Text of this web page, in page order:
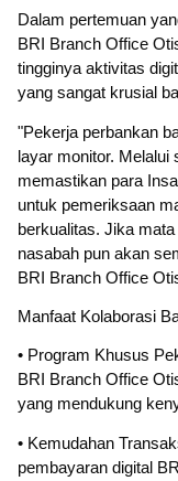
Dalam pertemuan
BRI Branch Office
tingginya aktivitas
yang sangat krusial
"Pekerja perbankan
layar monitor. Melalui
memastikan para
untuk pemeriksaan
berkualitas. Jika
nasabah pun akan
BRI Branch Office
Manfaat Kolaborasi
• Program Khusus
BRI Branch Office
yang mendukung
• Kemudahan
pembayaran digital